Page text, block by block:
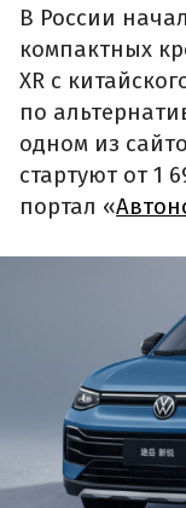
В России
компактных
XR с
по
одном из
стартуют от 1
портал «